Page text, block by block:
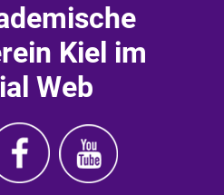
Kiel im
Web
Ruderverein
Kiel
Facebook
Kiel
Youtube